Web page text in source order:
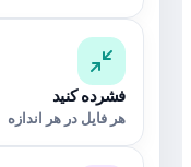
فشرده کنید
هر فایل در هر اندازه